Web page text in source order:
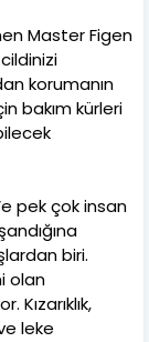
Master Figen
korumanın
bakım kürleri
pek çok insan
biri.
olan
leke